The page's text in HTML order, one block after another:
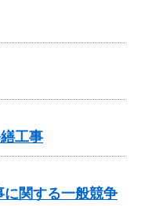
工事
関する一般競争